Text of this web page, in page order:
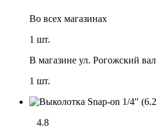
Во всех магазинах
1 шт.
В магазине ул. Рогожский вал
1 шт.
4.8